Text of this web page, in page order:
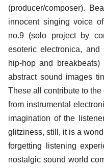
(producer/composer).
innocent singing voice
no.9 (solo project by
esoteric electronica, and
hip-hop and
abstract sound images
These all contribute to
from instrumental
imagination of the
glitziness, still, it is a
forgetting listening
nostalgic sound world